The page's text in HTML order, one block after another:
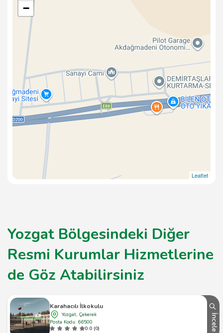
−
Leaflet
Yozgat Bölgesindeki Diğer
Resmi Kurumlar Hizmetlerine
de Göz Atabilirsiniz
Karahacılı İlkokulu
Yozgat, Çekerek
Posta Kodu: 66500
0.0 (0)
İncele